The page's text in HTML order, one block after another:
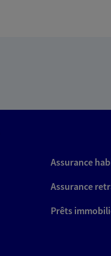
Assurance
Assurance
Prêts